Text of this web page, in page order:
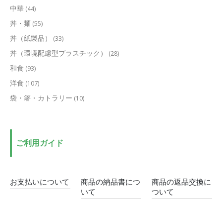
中華 (44)
丼・麺 (55)
丼（紙製品） (33)
丼（環境配慮型プラスチック） (28)
和食 (93)
洋食 (107)
袋・箸・カトラリー (10)
ご利用ガイド
お支払いについて
商品の納品書につ
いて
商品の返品交換に
ついて